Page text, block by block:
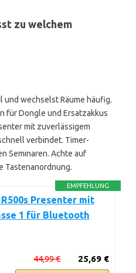
zu welchem
wechselst Räume häufig.
für Dongle und Ersatzakkus
mit zuverlässigem
verbindet. Timer-
Seminaren. Achte auf
Tastenanordnung.
EMPFEHLUNG
Presenter mit
1 für Bluetooth
25,69 €
44,99 €